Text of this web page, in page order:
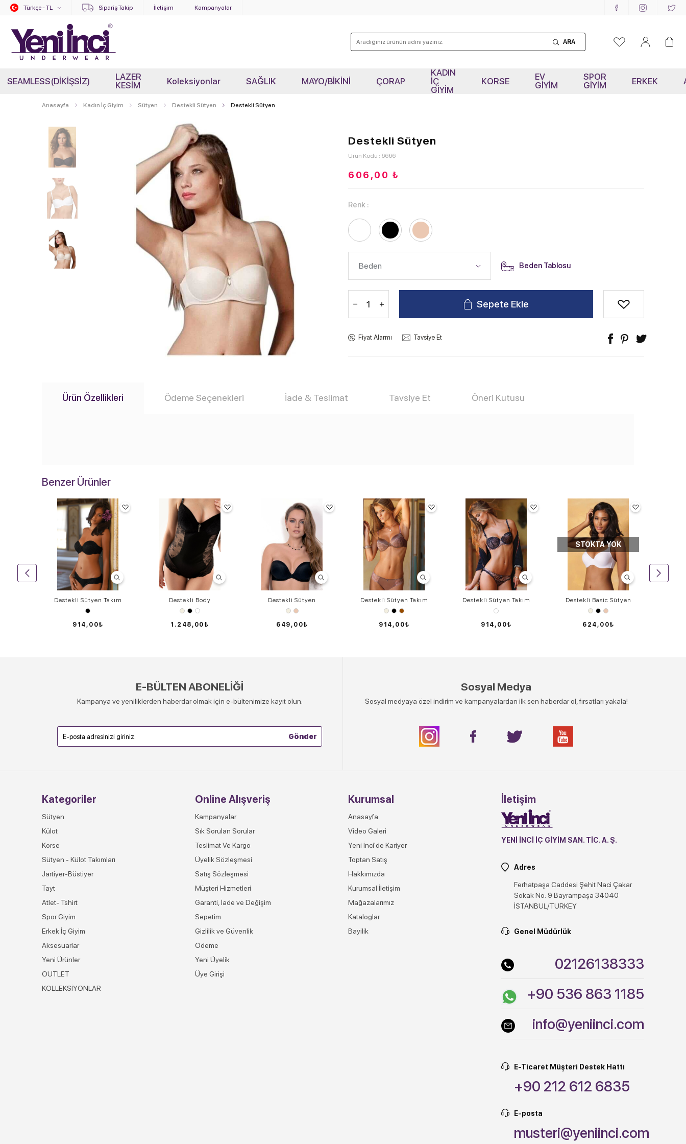
Türkçe - TL Sipariş Takip İletişim Kampanyalar
ARA
SEAMLESS(DİKİŞSİZ)
LAZER
KESİM
Koleksiyonlar SAĞLIK MAYO/BİKİNİ ÇORAP
KADIN
İÇ
GİYİM
KORSE
EV
GİYİM
SPOR
GİYİM
ERKEK
Anasayfa Kadın İç Giyim Sütyen Destekli Sütyen Destekli Sütyen
Destekli Sütyen
Ürün Kodu : 6666
606,00 ₺
Renk :
Beden Tablosu
Sepete Ekle
Fiyat Alarmı Tavsiye Et
Ürün Özellikleri Ödeme Seçenekleri İade & Teslimat Tavsiye Et Öneri Kutusu
Benzer Ürünler
Destekli Sütyen Takım
914,00₺
Destekli Body
1.248,00₺
Destekli Sütyen
649,00₺
Destekli Sütyen Takım
914,00₺
Destekli Sütyen Takım
914,00₺
STOKTA YOK
Destekli Basic Sütyen
624,00₺
E-BÜLTEN ABONELİĞİ
Kampanya ve yeniliklerden haberdar olmak için e-bültenimize kayıt olun.
Sosyal Medya
Sosyal medyaya özel indirim ve kampanyalardan ilk sen haberdar ol, fırsatları yakala!
Kategoriler
Sütyen
Külot
Korse
Sütyen - Külot Takımları
Jartiyer-Büstiyer
Tayt
Atlet- Tshirt
Spor Giyim
Erkek İç Giyim
Aksesuarlar
Yeni Ürünler
OUTLET
KOLLEKSİYONLAR
Online Alışveriş
Kampanyalar
Sık Sorulan Sorular
Teslimat Ve Kargo
Üyelik Sözleşmesi
Satış Sözleşmesi
Müşteri Hizmetleri
Garanti, İade ve Değişim
Sepetim
Gizlilik ve Güvenlik
Ödeme
Yeni Üyelik
Üye Girişi
Kurumsal
Anasayfa
Video Galeri
Yeni İnci'de Kariyer
Toptan Satış
Hakkımızda
Kurumsal İletişim
Mağazalarımız
Kataloglar
Bayilik
İletişim
YENİ İNCİ İÇ GİYİM SAN. TİC. A. Ş.
Adres
Ferhatpaşa Caddesi Şehit Naci Çakar
Sokak No: 9 Bayrampaşa 34040
İSTANBUL/TURKEY
Genel Müdürlük
02126138333
+90 536 863 1185
info@yeniinci.com
E-Ticaret Müşteri Destek Hattı
+90 212 612 6835
E-posta
musteri@yeniinci.com